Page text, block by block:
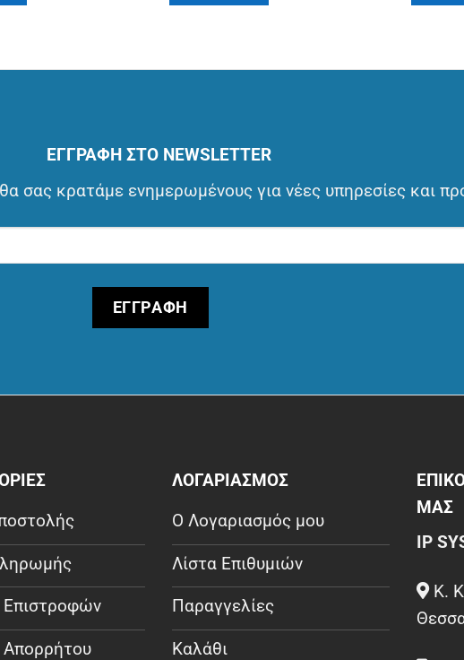
ΕΓΓΡΑΦΗ ΣΤΟ NEWSLETTER
σας κρατάμε ενημερωμένους για νέες υπηρεσίες και
Επιστροφών
Απορρήτου
ΛΟΓΑΡΙΑΣΜΟΣ
Ο Λογαριασμός μου
Λίστα Επιθυμιών
Παραγγελίες
Καλάθι
ΜΑΣ
IP
Κ.